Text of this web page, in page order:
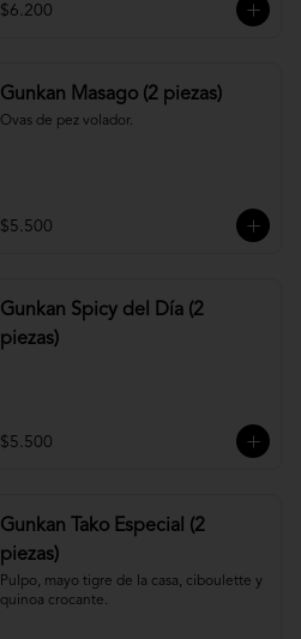
$6.200
Gunkan Masago (2 piezas)
Ovas de pez volador.
$5.500
Gunkan Spicy del Día (2
piezas)
$5.500
Gunkan Tako Especial (2
piezas)
Pulpo, mayo tigre de la casa, ciboulette y
quinoa crocante.